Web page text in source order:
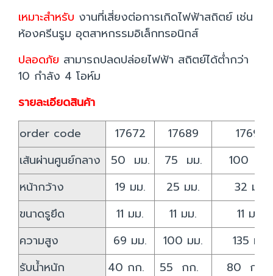
เหมาะสำหรับ งานที่เสี่ยงต่อการเกิดไฟฟ้าสถิตย์ เช่น
ห้องครีนรูม อุตสาหกรรมอิเล็กทรอนิกส์
ปลอดภัย สามารถปลดปล่อยไฟฟ้า สถิตย์ได้ต่ำกว่า
10 กำลัง 4 โอห์ม
รายละเอียดสินค้า
order code
17672 17689
17696
เส้นผ่านศูนย์กลาง
50 มม. 75 มม.
100 มม.
หน้ากว้าง
19 มม. 25 มม.
32 มม.
ขนาดรูยึด
11 มม. 11 มม.
11 มม.
ความสูง
69 มม. 100 มม.
135 มม.
รับน้ำหนัก
40 กก. 55 กก.
80 ก